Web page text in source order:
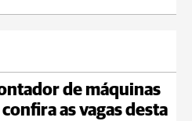
de máquinas
as vagas desta